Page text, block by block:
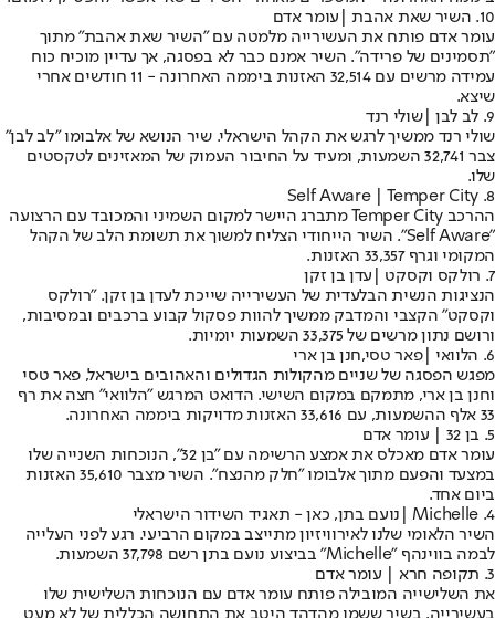
10. השיר שאת אהבת |
עומר אדם
עומר אדם פותח את העשירייה מלמטה עם "השיר שאת אהבת" מתוך
"תסמינים של פרידה". השיר אמנם כבר לא בפסגה, אך עדיין מוכיח כוח
עמידה מרשים עם 32,514 האזנות ביממה האחרונה - 11 חודשים אחרי
שיצא.
9. לב לבן |
שולי רנד
שולי רנד ממשיך לרגש את הקהל הישראלי. שיר הנושא של אלבומו "לב לבן"
צבר 32,741 השמעות, ומעיד על החיבור העמוק של המאזינים לטקסטים
שלו.
8. Self Aware | Temper City
ההרכב Temper City מתברג היישר למקום השמיני והמכובד עם הרצועה
"Self Aware". השיר הייחודי הצליח למשוך את תשומת הלב של הקהל
המקומי וגרף 33,357 האזנות.
7. רולקס וקסקט |
עדן בן זקן
הנציגות הנשית הבלעדית של העשירייה שייכת לעדן בן זקן. "רולקס
וקסקט" הקצבי והמדבק ממשיך להוות פסקול קבוע ברכבים ובמסיבות,
ורושם נתון מרשים של 33,375 השמעות יומיות.
6. הלוואי |
פאר טסי,חנן בן ארי
מפגש הפסגה של שניים מהקולות הגדולים והאהובים בישראל, פאר טסי
וחנן בן ארי, מתמקם במקום השישי. הדואט המרגש "הלוואי" חצה את רף
33 אלף ההשמעות, עם 33,616 האזנות מדויקות ביממה האחרונה.
5. בן 32 | עומר אדם
עומר אדם מאכלס את אמצע הרשימה עם "בן 32", הנוכחות השנייה שלו
במצעד והפעם מתוך אלבומו "חלק מהנצח". השיר מצבר 35,610 האזנות
ביום אחד.
4. Michelle |
נועם בתן, כאן - תאגיד השידור הישראלי
השיר הלאומי שלנו לאירוויזיון מתייצב במקום הרביעי. רגע לפני העלייה
לבמה בווינהף "Michelle" בביצוע נועם בתן רשם 37,798 השמעות.
3. תקופה חרא | עומר אדם
את השלישייה המובילה פותח עומר אדם עם הנוכחות השלישית שלו